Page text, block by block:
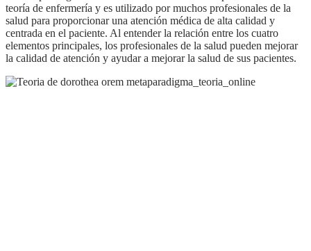
teoría de enfermería y es utilizado por muchos profesionales de la
salud para proporcionar una atención médica de alta calidad y
centrada en el paciente. Al entender la relación entre los cuatro
elementos principales, los profesionales de la salud pueden mejorar
la calidad de atención y ayudar a mejorar la salud de sus pacientes.